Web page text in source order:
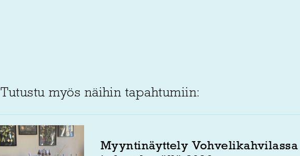
Tutustu myös näihin tapahtumiin:
Myyntinäyttely Vohvelikahvilassa